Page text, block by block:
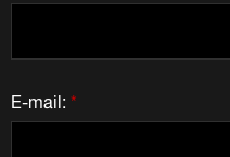
*
E-mail: